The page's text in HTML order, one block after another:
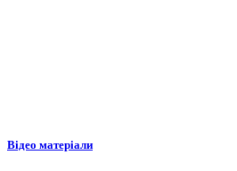
Відео матеріали